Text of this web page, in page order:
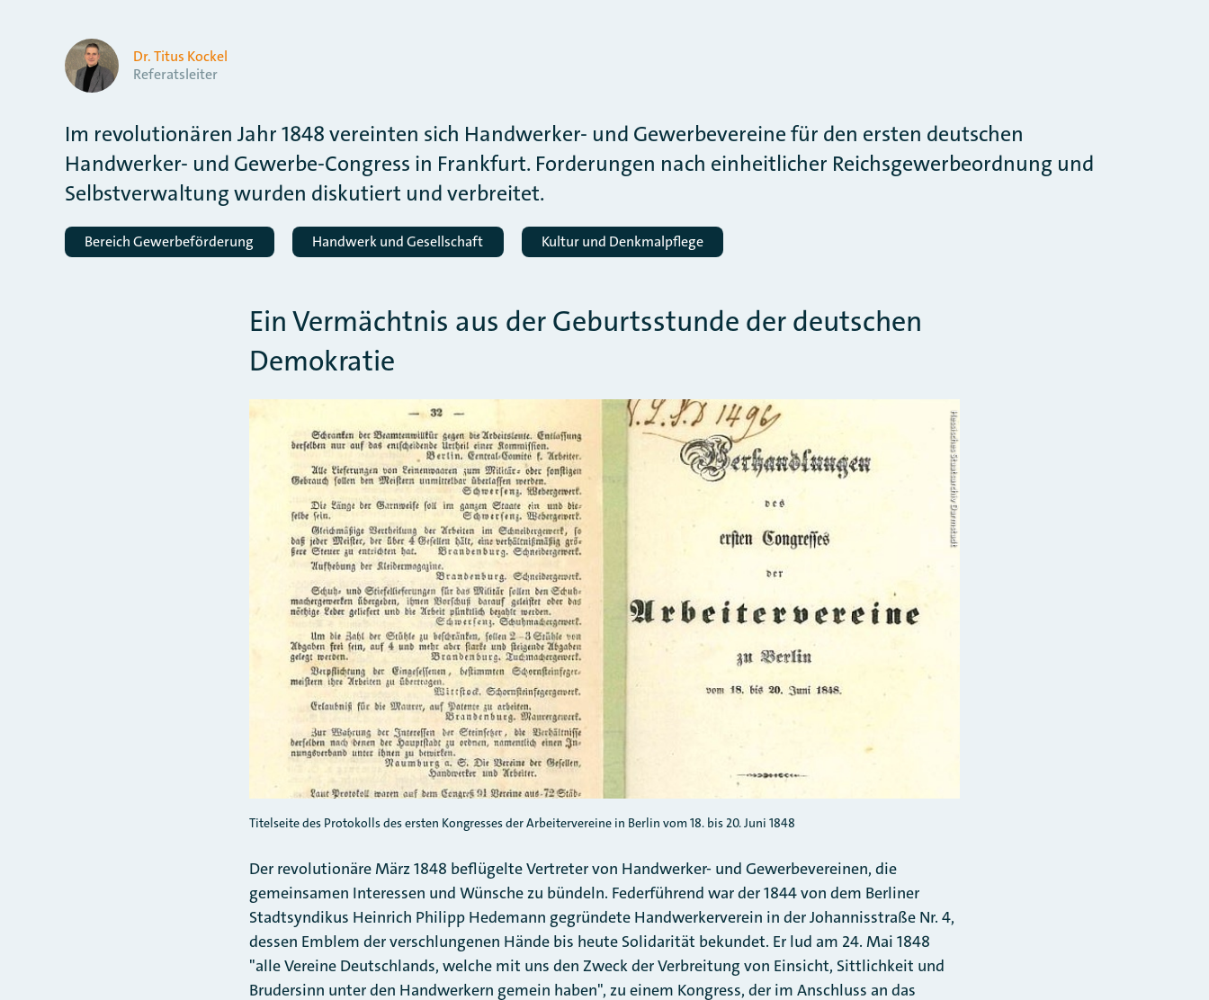
Dr. Titus Kockel
Referatsleiter
Im revolutionären Jahr 1848 vereinten sich Handwerker- und Gewerbevereine für den ersten deutschen
Handwerker- und Gewerbe-Congress in Frankfurt. Forderungen nach einheitlicher Reichsgewerbeordnung und
Selbstverwaltung wurden diskutiert und verbreitet.
Bereich Gewerbeförderung Handwerk und Gesellschaft Kultur und Denkmalpflege
Ein Vermächtnis aus der Geburtsstunde der deutschen
Demokratie
Titelseite des Protokolls des ersten Kongresses der Arbeitervereine in Berlin vom 18. bis 20. Juni 1848
Hessisches Staatsarchiv Darmstadt
Der revolutionäre März 1848 beflügelte Vertreter von Handwerker- und Gewerbevereinen, die
gemeinsamen Interessen und Wünsche zu bündeln. Federführend war der 1844 von dem Berliner
Stadtsyndikus Heinrich Philipp Hedemann gegründete Handwerkerverein in der Johannisstraße Nr. 4,
dessen Emblem der verschlungenen Hände bis heute Solidarität bekundet. Er lud am 24. Mai 1848
"alle Vereine Deutschlands, welche mit uns den Zweck der Verbreitung von Einsicht, Sittlichkeit und
Brudersinn unter den Handwerkern gemein haben", zu einem Kongress, der im Anschluss an das